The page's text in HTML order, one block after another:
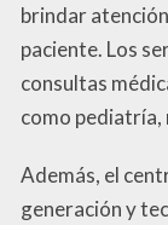
brindar
paciente. Los
consultas
como pediatría,
Además, el
generación y